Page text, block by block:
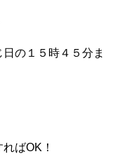
の１５時４５分ま
ばOK！